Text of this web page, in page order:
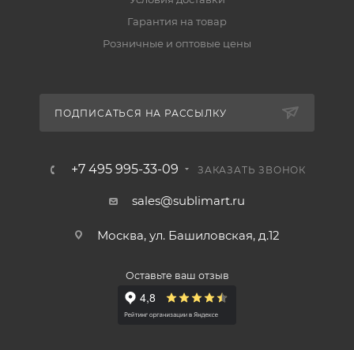
Гарантия на товар
Розничные и оптовые цены
ПОДПИСАТЬСЯ НА РАССЫЛКУ
+7 495 995-33-09 ЗАКАЗАТЬ ЗВОНОК
sales@sublimart.ru
Москва, ул. Башиловская, д.12
Оставьте ваш отзыв